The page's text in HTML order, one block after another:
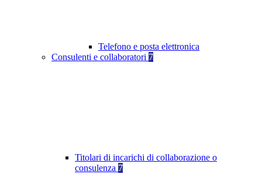
Telefono e posta elettronica
Consulenti e collaboratori 7
Titolari di incarichi di collaborazione o
consulenza 7